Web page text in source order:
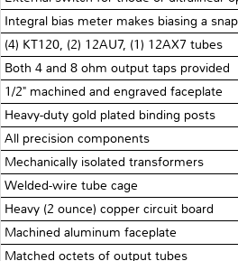
Integral bias meter makes biasing a snap
(4) KT120, (2) 12AU7, (1) 12AX7 tubes
Both 4 and 8 ohm output taps provided
1/2" machined and engraved faceplate
Heavy-duty gold plated binding posts
All precision components
Mechanically isolated transformers
Welded-wire tube cage
Heavy (2 ounce) copper circuit board
Machined aluminum faceplate
Matched octets of output tubes